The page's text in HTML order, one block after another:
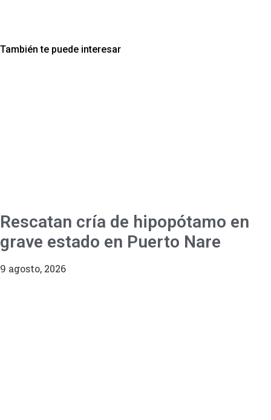
También te puede interesar
Rescatan cría de hipopótamo en
grave estado en Puerto Nare
9 agosto, 2026